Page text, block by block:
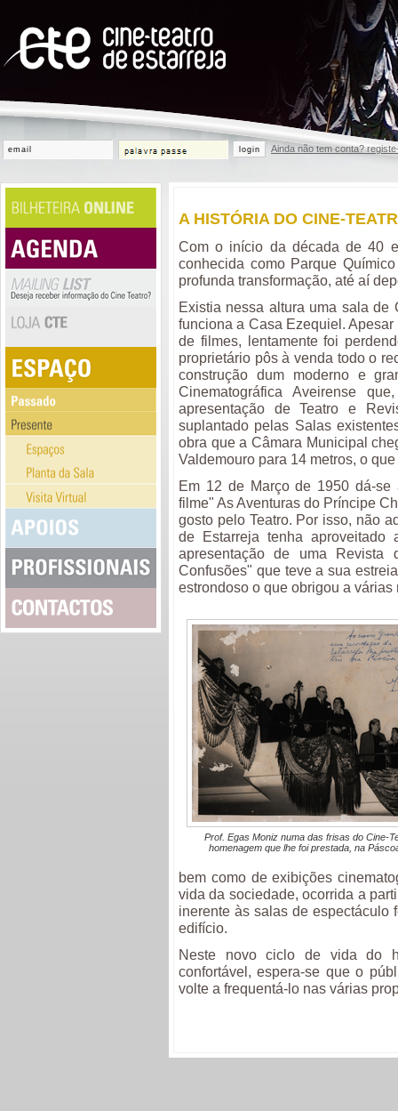
login Ainda não tem conta?
A HISTÓRIA DO CINE-
Com o início da década de 40
conhecida como Parque
profunda transformação, até aí
Existia nessa altura uma sala de
funciona a Casa Ezequiel.
de filmes, lentamente foi
proprietário pôs à venda todo o
construção dum moderno e
Cinematográfica Aveirense
apresentação de Teatro e
suplantado pelas Salas
obra que a Câmara Municipal
Valdemouro para 14 metros, o
Em 12 de Março de 1950 dá-
filme" As Aventuras do Príncipe
gosto pelo Teatro. Por isso, não
de Estarreja tenha aproveitado
apresentação de uma Revista
Confusões" que teve a sua
estrondoso o que obrigou a
Prof. Egas Moniz numa das frisas do Cine-
homenagem que lhe foi prestada, na
bem como de exibições
vida da sociedade, ocorrida a
inerente às salas de espectáculo
edifício.
Neste novo ciclo de vida do
confortável, espera-se que o
volte a frequentá-lo nas várias